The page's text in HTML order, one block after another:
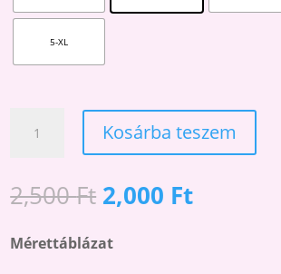
5-XL
DENES
-
ASTER-
Kosárba teszem
2,500Ft Original
price
was:
2,500 Ft.
2,000 FtCurrent
price
Mérettáblázat